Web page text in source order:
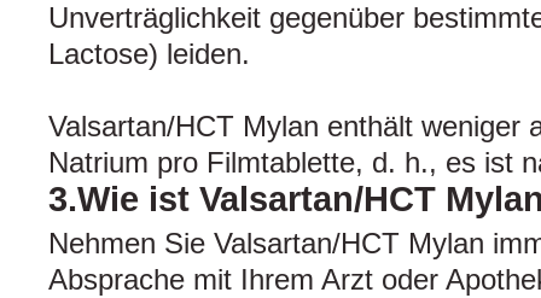
Unverträglichkeit gegenüber
Lactose) leiden.
Valsartan/HCT Mylan enthält weniger
Natrium pro Filmtablette, d. h., es ist
3.Wie ist Valsartan/HCT
Nehmen Sie Valsartan/HCT Mylan
Absprache mit Ihrem Arzt oder